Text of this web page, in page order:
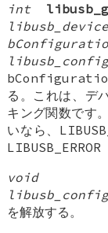
int
る。これは、デ
キング関数です
いなら、
LIBUSB_ERROR
void
を解放する。